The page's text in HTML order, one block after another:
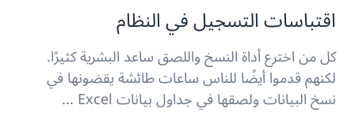
اقتباسات التسجيل في النظام
كل من اخترع أداة النسخ واللصق ساعد البشرية كثيرًا.
لكنهم قدموا أيضًا للناس ساعات طائشة يقضونها في
نسخ البيانات ولصقها في جداول بيانات Excel ...